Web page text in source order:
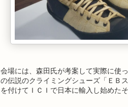
会場には、森田氏が考案して実際に使
の伝説のクライミングシューズ「ＥＢ
を付けてＩＣＩで日本に輸入し始めた